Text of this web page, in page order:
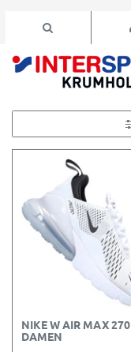
NIKE W AIR MAX 270
DAMEN